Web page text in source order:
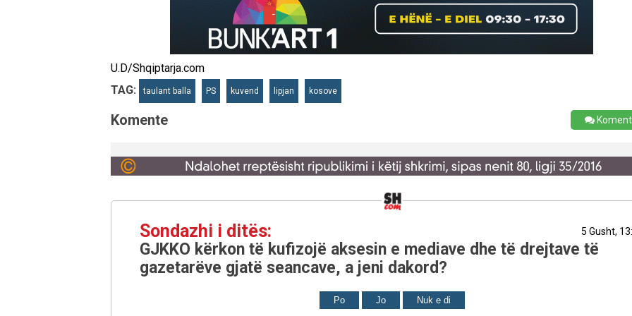
U.D/Shqiptarja.com
TAG:
taulant balla PS kuvend lipjan kosove
Komente
Sondazhi i ditës: 5 Gusht,
GJKKO kërkon të kufizojë aksesin e mediave dhe të drejtave të
gazetarëve gjatë seancave, a jeni dakord?
Po Jo Nuk e di